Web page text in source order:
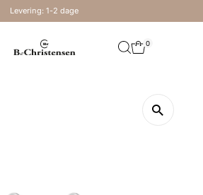
Levering: 1-2 dage
0